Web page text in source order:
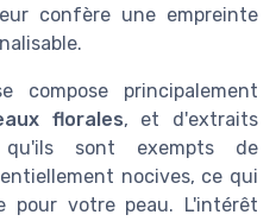
confère une empreinte
compose principalement
florales, et d'extraits
qu'ils sont exempts de
nocives, ce qui
votre peau. L'intérêt